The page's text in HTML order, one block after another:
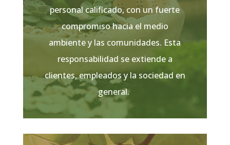
personal calificado, con un fuerte
compromiso hacia el medio
ambiente y las comunidades. Esta
responsabilidad se extiende a
clientes, empleados y la sociedad en
general.